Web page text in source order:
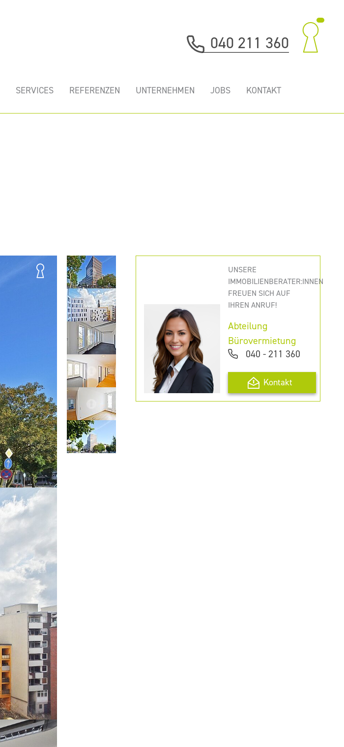
040 211 360
SERVICES REFERENZEN UNTERNEHMEN JOBS KONTAKT
UNSERE
IMMOBILIENBERATER:INNEN
FREUEN SICH AUF
IHREN ANRUF!
Abteilung
Bürovermietung
040 - 211 360
Kontakt